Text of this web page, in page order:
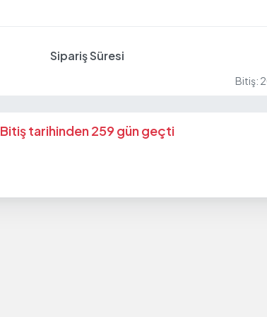
Sipariş Süresi
Bitiş:
Bitiş tarihinden 259 gün geçti